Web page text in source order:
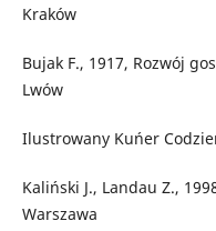
Kraków
Bujak F., 1917, Rozwój
Lwów
Ilustrowany Kuńer
Kaliński J., Landau Z.,
Warszawa